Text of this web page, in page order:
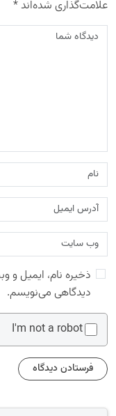
علامت‌گذاری شده‌اند*
ذخیره نام، ایمیل و
دیدگاهی می‌نویسم.
I'm not a robot